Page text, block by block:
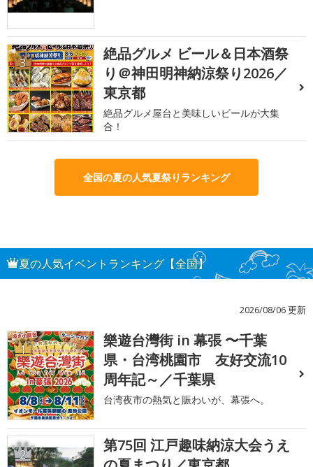
3
絶品グルメ ビール＆日本酒祭
り＠神田明神納涼祭り2026／
東京都
絶品グルメ屋台と美味しいビールが大集
合！
全国の夏の人気夏祭りランキング
夏の人気イベントランキング【全国】
2026/08/06 更新
1
樂遊台灣街 in 幕張 〜千葉
県・台湾桃園市 友好交流10
周年記～／千葉県
台湾夜市の熱気と賑わいが、幕張へ。
2
第75回 江戸趣味納涼大会うえ